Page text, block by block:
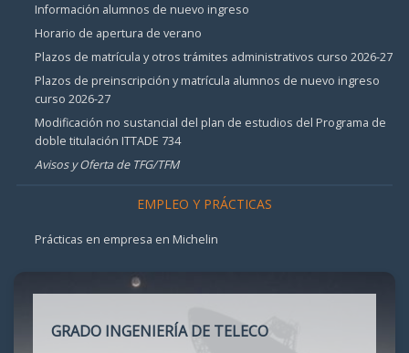
Información alumnos de nuevo ingreso
Horario de apertura de verano
Plazos de matrícula y otros trámites administrativos curso 2026-27
Plazos de preinscripción y matrícula alumnos de nuevo ingreso
curso 2026-27
Modificación no sustancial del plan de estudios del Programa de
doble titulación ITTADE 734
Avisos y Oferta de TFG/TFM
EMPLEO Y PRÁCTICAS
Prácticas en empresa en Michelin
GRADO INGENIERÍA DE TELECO